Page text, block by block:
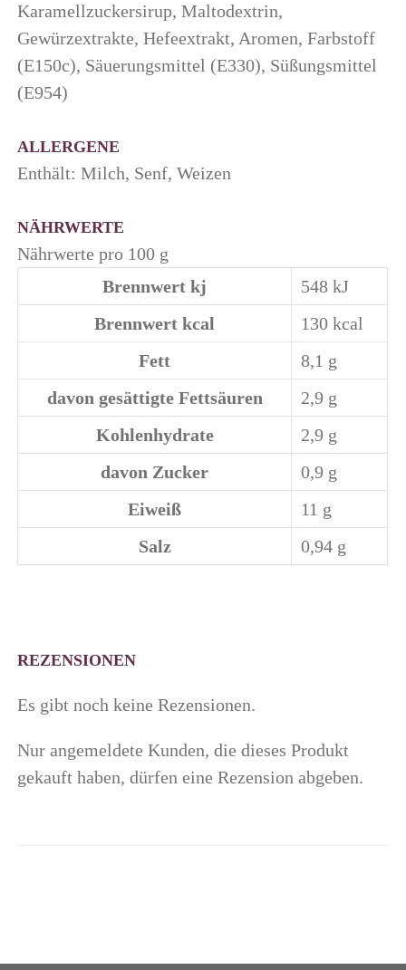
Karamellzuckersirup, Maltodextrin,
Gewürzextrakte, Hefeextrakt, Aromen, Farbstoff
(E150c), Säuerungsmittel (E330), Süßungsmittel
(E954)
ALLERGENE
Enthält: Milch, Senf, Weizen
NÄHRWERTE
Nährwerte pro 100 g
Brennwert kj
548 kJ
Brennwert kcal
130 kcal
Fett
8,1 g
davon gesättigte Fettsäuren 2,9 g
Kohlenhydrate
2,9 g
davon Zucker 0,9 g
Eiweiß
11 g
Salz
0,94 g
REZENSIONEN
Es gibt noch keine Rezensionen.
Nur angemeldete Kunden, die dieses Produkt
gekauft haben, dürfen eine Rezension abgeben.